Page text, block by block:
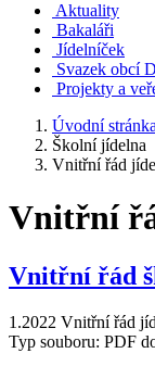
Aktuality
Bakaláři
Jídelníček
Svazek obcí
Projekty a
Úvodní stránka
Školní jídelna
Vnitřní řád
Vnitřní
Vnitřní řád
1.2022 Vnitřní řád
Typ souboru: PDF